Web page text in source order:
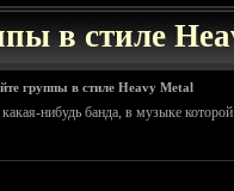
в стиле
группы в стиле Heavy Metal
какая-нибудь банда, в музыке